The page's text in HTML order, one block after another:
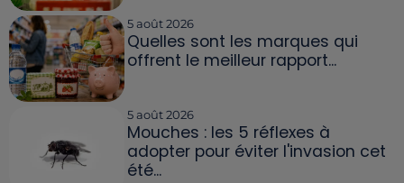
5 août 2026
Quelles sont les marques qui
offrent le meilleur rapport...
5 août 2026
Mouches : les 5 réflexes à
adopter pour éviter l'invasion cet
été...